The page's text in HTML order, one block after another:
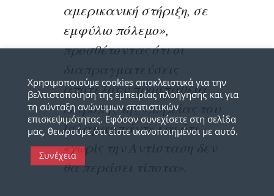
αμερικανική στήριξη, σε
εμφύλιο πόλεμο»,
προσθέτοντας ότι οι
διαπραγματεύσεις
αποτελούν προσπάθεια
εκτροπής της «πορείας του
Ισλαμαμπάντ» και ότι
«χωρίς την Αντίσταση δεν
θα περάσει τίποτα».
Χρησιμοποιούμε cookies αποκλειστικά για την
βελτιστοποίηση της εμπειρίας πλοήγησης και για
τη σύνταξη ανώνυμων στατιστικών
επισκεψιμότητας. Εφόσον συνεχίσετε στη σελίδα
μας, θεωρούμε ότι είστε ικανοποιημένοι με αυτό.
Συνέχεια